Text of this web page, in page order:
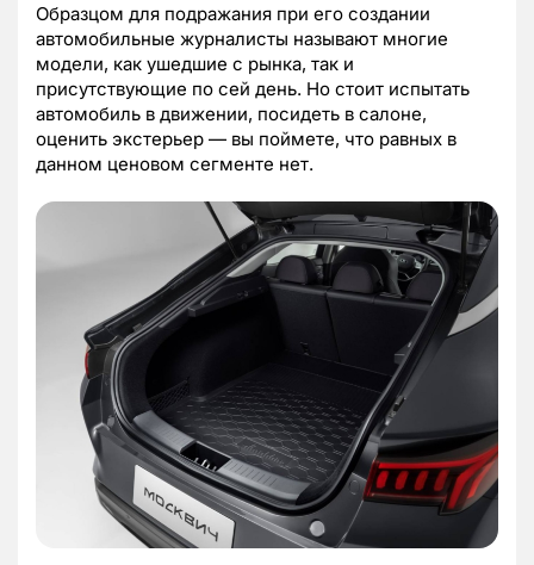
Образцом для подражания при его создании
автомобильные журналисты называют многие
модели, как ушедшие с рынка, так и
присутствующие по сей день. Но стоит испытать
автомобиль в движении, посидеть в салоне,
оценить экстерьер — вы поймете, что равных в
данном ценовом сегменте нет.